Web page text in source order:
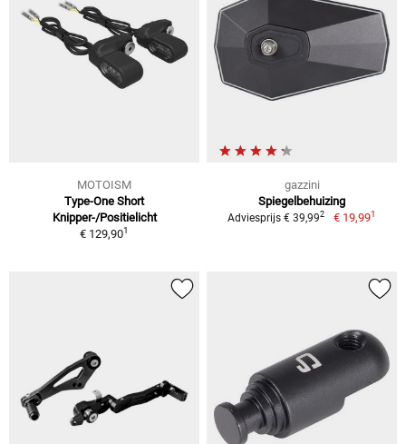
MOTOISM
Type-One Short
Knipper-/Positielicht
€ 129,901
gazzini
Spiegelbehuizing
Adviesprijs € 39,992 € 19,991